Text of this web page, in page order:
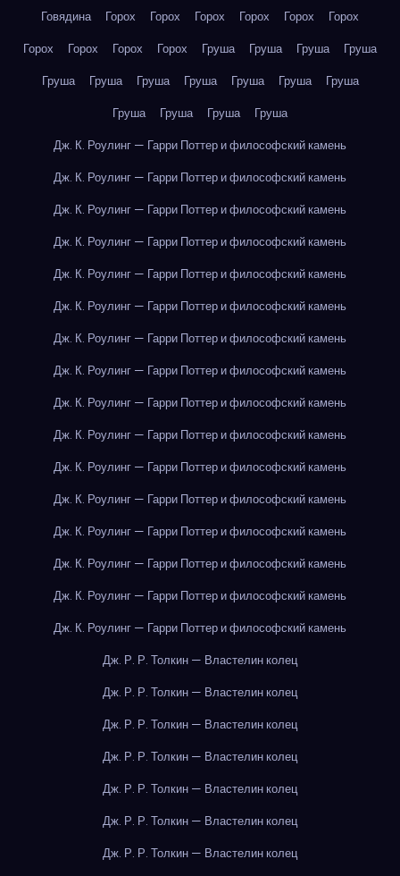
Говядина
Горох Горох Горох Горох Горох
Горох
Горох
Горох Горох Горох Груша Груша Груша
Груша
Груша
Груша Груша Груша Груша Груша
Груша
Груша
Груша Груша
Груша
Дж. К. Роулинг — Гарри Поттер и философский камень
Дж. К. Роулинг — Гарри Поттер и философский камень
Дж. К. Роулинг — Гарри Поттер и философский камень
Дж. К. Роулинг — Гарри Поттер и философский камень
Дж. К. Роулинг — Гарри Поттер и философский камень
Дж. К. Роулинг — Гарри Поттер и философский камень
Дж. К. Роулинг — Гарри Поттер и философский камень
Дж. К. Роулинг — Гарри Поттер и философский камень
Дж. К. Роулинг — Гарри Поттер и философский камень
Дж. К. Роулинг — Гарри Поттер и философский камень
Дж. К. Роулинг — Гарри Поттер и философский камень
Дж. К. Роулинг — Гарри Поттер и философский камень
Дж. К. Роулинг — Гарри Поттер и философский камень
Дж. К. Роулинг — Гарри Поттер и философский камень
Дж. К. Роулинг — Гарри Поттер и философский камень
Дж. К. Роулинг — Гарри Поттер и философский камень
Дж. Р. Р. Толкин — Властелин колец
Дж. Р. Р. Толкин — Властелин колец
Дж. Р. Р. Толкин — Властелин колец
Дж. Р. Р. Толкин — Властелин колец
Дж. Р. Р. Толкин — Властелин колец
Дж. Р. Р. Толкин — Властелин колец
Дж. Р. Р. Толкин — Властелин колец